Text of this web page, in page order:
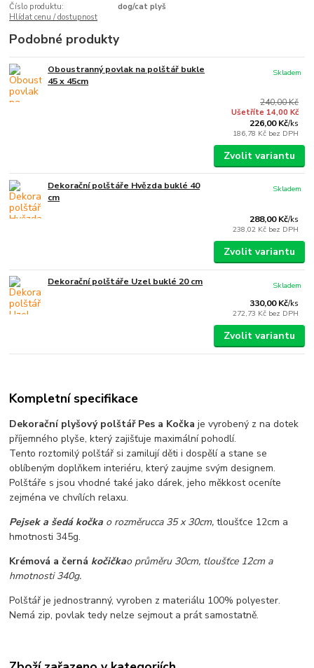
Číslo produktu:
dog/cat plyš
Hlídat cenu / dostupnost
Podobné produkty
Oboustranný povlak na polštář bukle
45 x 45cm
240,00 Kč
Ušetříte 14,00 Kč
226,00 Kč/ks
186,78 Kč bez DPH
Skladem
Zvolit variantu
Dekorační polštáře Hvězda buklé 40
cm
288,00 Kč/ks
238,02 Kč bez DPH
Skladem
Zvolit variantu
Dekorační polštáře Uzel buklé 20 cm
330,00 Kč/ks
272,73 Kč bez DPH
Skladem
Zvolit variantu
Kompletní specifikace
Dekorační plyšový polštář Pes a Kočkaje vyrobený z na dotek
příjemného plyše, který zajišťuje maximální pohodlí.
Tento roztomilý polštář si zamilují děti i dospělí a stane se
oblíbeným doplňkem interiéru, který zaujme svým designem.
Polštáře s jsou vhodné také jako dárek, jeho měkkost oceníte
zejména ve chvílích relaxu.
Pejsek a šedá kočka o rozměrucca 35 x 30cm, tloušťce 12cm a
hmotnosti 345g.
Krémová a černá kočičkao průměru 30cm, tloušťce 12cm a
hmotnosti 340g.
Polštář je jednostranný, vyroben z materiálu 100% polyester.
Nemá zip, povlak tedy nelze sejmout a prát samostatně.